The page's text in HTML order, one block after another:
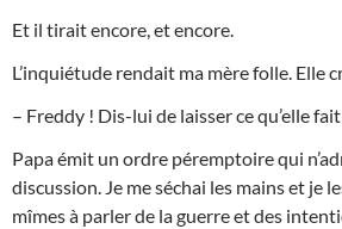
Et il tirait encore, et encore.
L’inquiétude rendait ma mère folle. Elle
– Freddy ! Dis-lui de laisser ce qu’elle
Papa émit un ordre péremptoire qui
discussion. Je me séchai les mains et je
mîmes à parler de la guerre et des